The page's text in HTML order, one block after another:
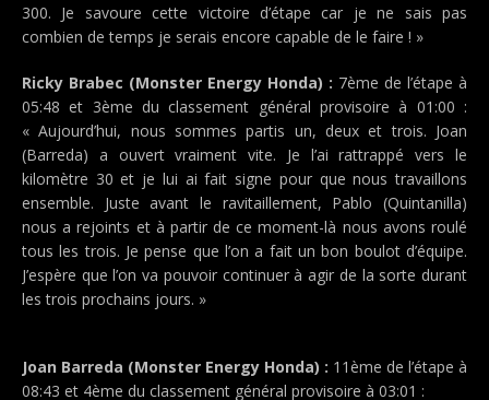
300. Je savoure cette victoire d’étape car je ne sais pas
combien de temps je serais encore capable de le faire ! »
Ricky Brabec (Monster Energy Honda) : 7ème de l’étape à
05:48 et 3ème du classement général provisoire à 01:00 :
« Aujourd’hui, nous sommes partis un, deux et trois. Joan
(Barreda) a ouvert vraiment vite. Je l’ai rattrappé vers le
kilomètre 30 et je lui ai fait signe pour que nous travaillons
ensemble. Juste avant le ravitaillement, Pablo (Quintanilla)
nous a rejoints et à partir de ce moment-là nous avons roulé
tous les trois. Je pense que l’on a fait un bon boulot d’équipe.
J’espère que l’on va pouvoir continuer à agir de la sorte durant
les trois prochains jours. »
Joan Barreda (Monster Energy Honda) : 11ème de l’étape à
08:43 et 4ème du classement général provisoire à 03:01 :